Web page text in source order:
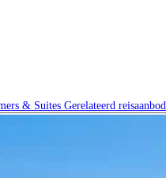
& Suites Gerelateerd reisaanbod